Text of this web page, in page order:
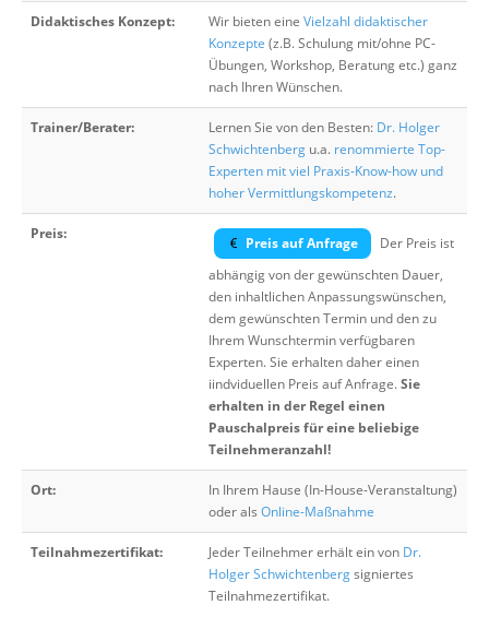
Didaktisches Konzept: Wir bieten eine Vielzahl didaktischer
Konzepte (z.B. Schulung mit/ohne PC-
Übungen, Workshop, Beratung etc.) ganz
nach Ihren Wünschen.
Trainer/Berater: Lernen Sie von den Besten: Dr. Holger
Schwichtenberg u.a. renommierte Top-
Experten mit viel Praxis-Know-how und
hoher Vermittlungskompetenz.
Preis:
Preis auf Anfrage
Der Preis ist
abhängig von der gewünschten Dauer,
den inhaltlichen Anpassungswünschen,
dem gewünschten Termin und den zu
Ihrem Wunschtermin verfügbaren
Experten. Sie erhalten daher einen
iindviduellen Preis auf Anfrage.Sie
erhalten in der Regel einen
Pauschalpreis für eine beliebige
Teilnehmeranzahl!
Ort:
In Ihrem Hause (In-House-Veranstaltung)
oder als Online-Maßnahme
Teilnahmezertifikat: Jeder Teilnehmer erhält ein von Dr.
Holger Schwichtenbergsigniertes
Teilnahmezertifikat.